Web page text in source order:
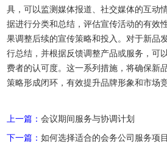
具，可以监测媒体报道、社交媒体的互动
据进行分类和总结，评估宣传活动的有效
果调整后续的宣传策略和投入。对于新品
行总结，并根据反馈调整产品或服务，可
费者的认可度。这一系列措施，将确保新
策略形成闭环，有效提升品牌形象和市场竞
上一篇：会议期间服务与协调计划
下一篇：如何选择适合的会务公司服务项目